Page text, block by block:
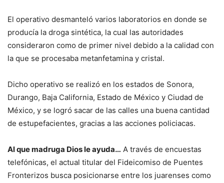
El operativo desmanteló varios laboratorios en donde se
producía la droga sintética, la cual las autoridades
consideraron como de primer nivel debido a la calidad con
la que se procesaba metanfetamina y cristal.
Dicho operativo se realizó en los estados de Sonora,
Durango, Baja California, Estado de México y Ciudad de
México, y se logró sacar de las calles una buena cantidad
de estupefacientes, gracias a las acciones policiacas.
Al que madruga Dios le ayuda… A través de encuestas
telefónicas, el actual titular del Fideicomiso de Puentes
Fronterizos busca posicionarse entre los juarenses como